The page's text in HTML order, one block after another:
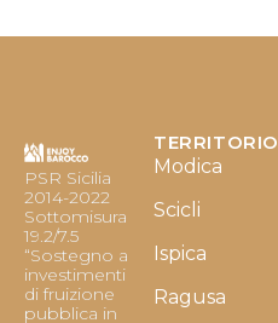
PSR Sicilia
2014-2022
Sottomisura
19.2/7.5
“Sostegno a
investimenti
di fruizione
pubblica in
TERRITORIO
Modica
Scicli
Ispica
Ragusa